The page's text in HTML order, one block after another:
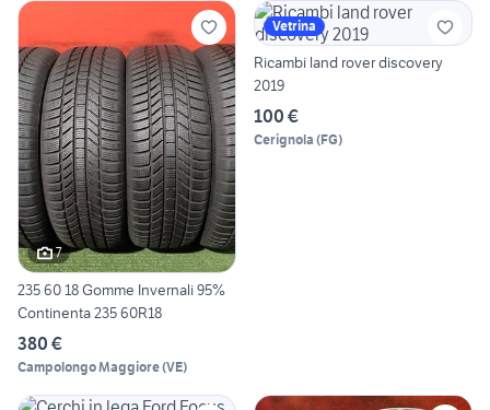
7
235 60 18 Gomme Invernali 95%
Continenta 235 60R18
380 €
Campolongo Maggiore(VE)
Vetrina
Ricambi land rover discovery
2019
100 €
Cerignola (FG)